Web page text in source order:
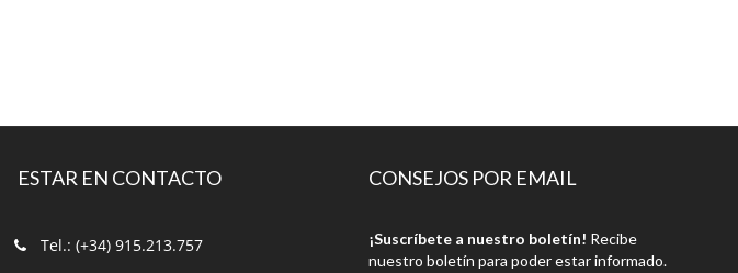
ESTAR EN CONTACTO
Tel.: (+34) 915.213.757
CONSEJOS POR EMAIL
¡Suscríbete a nuestro boletín! Recibe
nuestro boletín para poder estar informado.